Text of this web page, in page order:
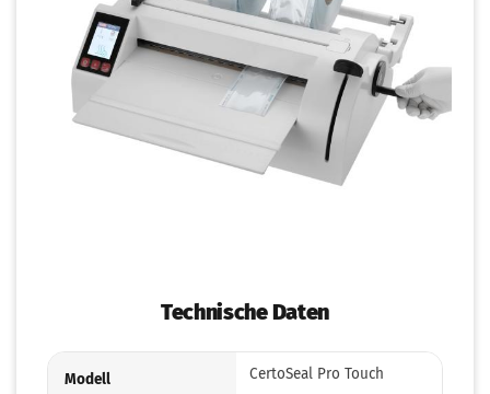
Technische Daten
Modell CertoSeal Pro Touch